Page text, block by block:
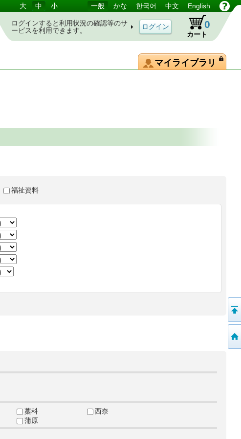
大 中 小 一般 かな 한국어 中文 English
ログインすると利用状況の確認等のサ
ービスを利用できます。
カート
0
マイライブラリ
福祉資料
藁科
西奈
蒲原